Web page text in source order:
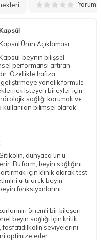
Yorum
Ürün Açıklaması
beynin bilişsel
performansı artıran
Özellikle hafıza,
yönelik formüle
isteyen bireyler için
sağlığı korumak ve
kullanılan bilimsel olarak
dünyaca ünlü
Bu form, beyin sağlığını
için klinik olarak test
artırarak beyin
fonksiyonlarını
önemli bir bileşeni
beyin sağlığı için kritik
fosfatidilkolin seviyelerini
optimize eder.